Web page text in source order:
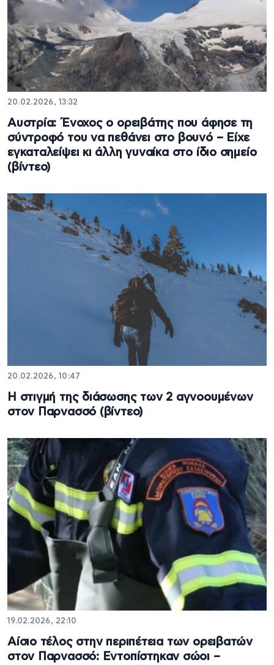
20.02.2026, 13:32
Αυστρία: Ένοχος ο ορειβάτης που άφησε τη
σύντροφό του να πεθάνει στο βουνό – Είχε
εγκαταλείψει κι άλλη γυναίκα στο ίδιο σημείο
(βίντεο)
20.02.2026, 10:47
Η στιγμή της διάσωσης των 2 αγνοουμένων
στον Παρνασσό (βίντεο)
19.02.2026, 22:10
Αίσιο τέλος στην περιπέτεια των ορειβατών
στον Παρνασσό: Εντοπίστηκαν σώοι –